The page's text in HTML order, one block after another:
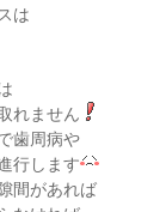
は
れません
歯周病や
行します
間があれば